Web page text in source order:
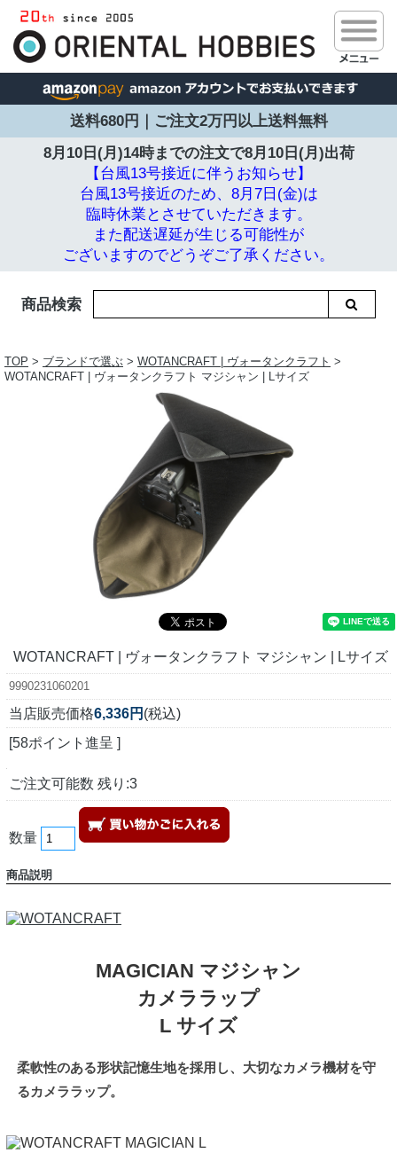
送料680円｜ご注文2万円以上送料無料
8月10日(月)14時までの注文で8月10日(月)出荷
【台風13号接近に伴うお知らせ】
台風13号接近のため、8月7日(金)は
臨時休業とさせていただきます。
また配送遅延が生じる可能性が
ございますのでどうぞご了承ください。
商品検索
TOP > ブランドで選ぶ > WOTANCRAFT | ヴォータンクラフト >
WOTANCRAFT | ヴォータンクラフト マジシャン | Lサイズ
WOTANCRAFT | ヴォータンクラフト マジシャン | Lサイズ
9990231060201
当店販売価格6,336円 (税込)
[58ポイント進呈 ]
ご注文可能数 残り:3
数量
商品説明
MAGICIAN マジシャン
カメララップ
L サイズ
柔軟性のある形状記憶生地を採用し、大切なカメラ機材を守
るカメララップ。